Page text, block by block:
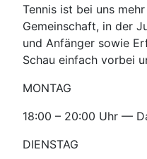
Tennis ist bei uns
Gemeinschaft, in der
und Anfänger sowie
Schau einfach vorbei
MONTAG
18:00 – 20:00 Uhr —
DIENSTAG